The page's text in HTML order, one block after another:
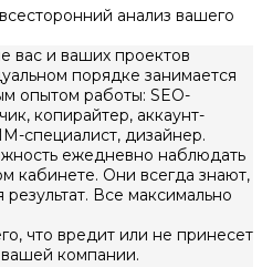
анализ вашего
вас и ваших проектов
порядке занимается
опытом работы: SEO-
копирайтер, аккаунт-
специалист, дизайнер.
ежедневно наблюдать
кабинете. Они всегда знают,
результат. Все максимально
что вредит или не принесет
вашей компании.